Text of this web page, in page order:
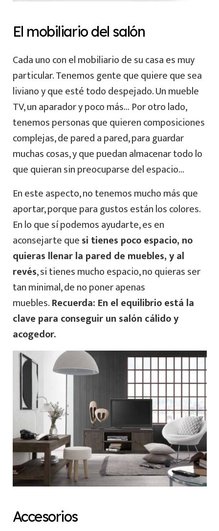
El mobiliario del salón
Cada uno con el mobiliario de su casa es muy
particular. Tenemos gente que quiere que sea
liviano y que esté todo despejado. Un mueble
TV, un aparador y poco más… Por otro lado,
tenemos personas que quieren composiciones
complejas, de pared a pared, para guardar
muchas cosas, y que puedan almacenar todo lo
que quieran sin preocuparse del espacio…
En este aspecto, no tenemos mucho más que
aportar, porque para gustos están los colores.
En lo que sí podemos ayudarte, es en
aconsejarte quesi tienes poco espacio, no
quieras llenar la pared de muebles, y al
revés, si tienes mucho espacio, no quieras ser
tan minimal, de no poner apenas
muebles.Recuerda: En el equilibrio está la
clave para conseguir un salón cálido y
acogedor.
Accesorios